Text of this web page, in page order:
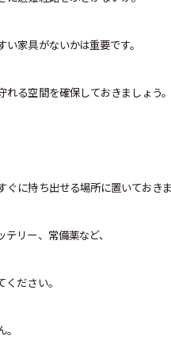
家具がないかは重要です。
る空間を確保しておきましょう。
に持ち出せる場所に置いておきま
リー、常備薬など、
ださい。